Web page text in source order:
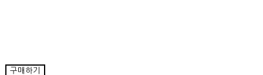
구매하기